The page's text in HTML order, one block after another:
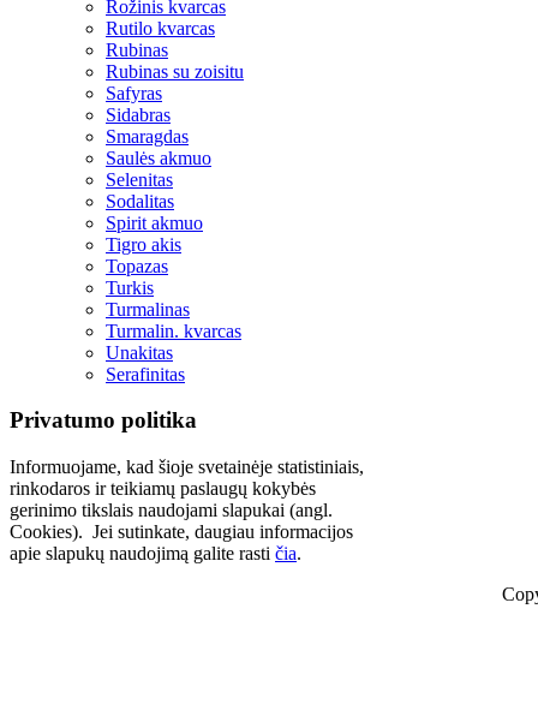
Rožinis kvarcas
Rutilo kvarcas
Rubinas
Rubinas su zoisitu
Safyras
Sidabras
Smaragdas
Saulės akmuo
Selenitas
Sodalitas
Spirit akmuo
Tigro akis
Topazas
Turkis
Turmalinas
Turmalin. kvarcas
Unakitas
Serafinitas
Privatumo politika
Informuojame, kad šioje svetainėje statistiniais,
rinkodaros ir teikiamų paslaugų kokybės
gerinimo tikslais naudojami slapukai (angl.
Cookies). Jei sutinkate, daugiau informacijos
apie slapukų naudojimą galite rasti čia.